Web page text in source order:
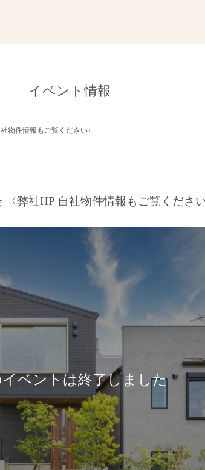
イベント情報
物件情報もご覧ください〉
弊社HP 自社物件情報もご覧ください
ベントは終了しました